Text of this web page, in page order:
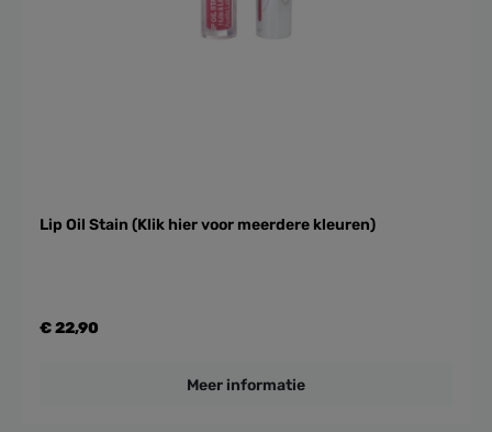
Lip Oil Stain (Klik hier voor meerdere kleuren)
€ 22,90
Meer informatie